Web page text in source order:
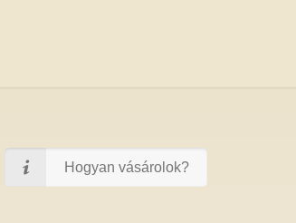
Hogyan vásárolok?